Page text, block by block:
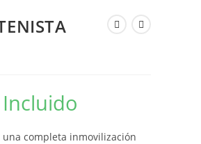
Incluido
completa inmovilización